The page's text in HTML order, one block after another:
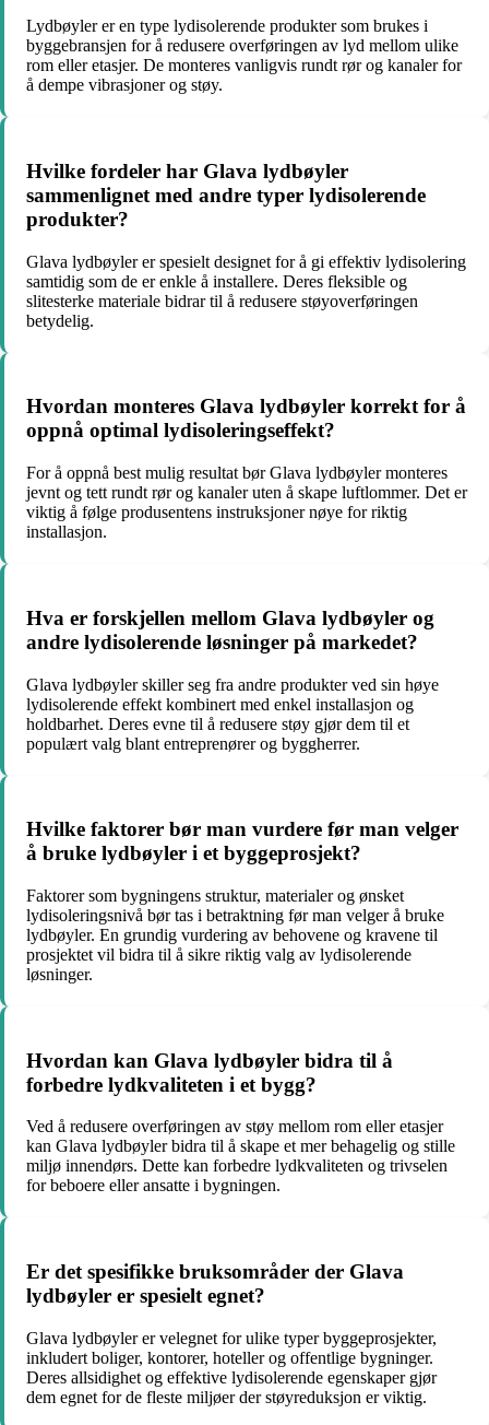
Lydbøyler er en type lydisolerende produkter som brukes i
byggebransjen for å redusere overføringen av lyd mellom ulike
rom eller etasjer. De monteres vanligvis rundt rør og kanaler for
å dempe vibrasjoner og støy.
Hvilke fordeler har Glava lydbøyler
sammenlignet med andre typer lydisolerende
produkter?
Glava lydbøyler er spesielt designet for å gi effektiv lydisolering
samtidig som de er enkle å installere. Deres fleksible og
slitesterke materiale bidrar til å redusere støyoverføringen
betydelig.
Hvordan monteres Glava lydbøyler korrekt for å
oppnå optimal lydisoleringseffekt?
For å oppnå best mulig resultat bør Glava lydbøyler monteres
jevnt og tett rundt rør og kanaler uten å skape luftlommer. Det er
viktig å følge produsentens instruksjoner nøye for riktig
installasjon.
Hva er forskjellen mellom Glava lydbøyler og
andre lydisolerende løsninger på markedet?
Glava lydbøyler skiller seg fra andre produkter ved sin høye
lydisolerende effekt kombinert med enkel installasjon og
holdbarhet. Deres evne til å redusere støy gjør dem til et
populært valg blant entreprenører og byggherrer.
Hvilke faktorer bør man vurdere før man velger
å bruke lydbøyler i et byggeprosjekt?
Faktorer som bygningens struktur, materialer og ønsket
lydisoleringsnivå bør tas i betraktning før man velger å bruke
lydbøyler. En grundig vurdering av behovene og kravene til
prosjektet vil bidra til å sikre riktig valg av lydisolerende
løsninger.
Hvordan kan Glava lydbøyler bidra til å
forbedre lydkvaliteten i et bygg?
Ved å redusere overføringen av støy mellom rom eller etasjer
kan Glava lydbøyler bidra til å skape et mer behagelig og stille
miljø innendørs. Dette kan forbedre lydkvaliteten og trivselen
for beboere eller ansatte i bygningen.
Er det spesifikke bruksområder der Glava
lydbøyler er spesielt egnet?
Glava lydbøyler er velegnet for ulike typer byggeprosjekter,
inkludert boliger, kontorer, hoteller og offentlige bygninger.
Deres allsidighet og effektive lydisolerende egenskaper gjør
dem egnet for de fleste miljøer der støyreduksjon er viktig.